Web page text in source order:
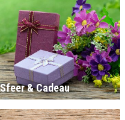
Sfeer & Cadeau